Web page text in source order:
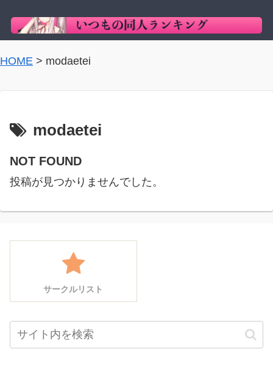
HOME > modaetei
modaetei
NOT FOUND
投稿が見つかりませんでした。
サークルリスト